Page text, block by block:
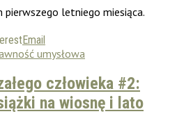
letniego miesiąca.
Email
umysłowa
człowieka #2:
na wiosnę i lato